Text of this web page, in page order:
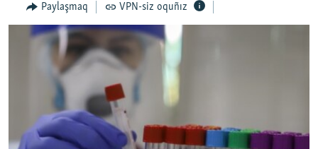
qaytmaq
MEDENİYET
İNSAN AQLARI
BLOGLAR
FİKİR
Paylaşmaq VPN-siz oquñız